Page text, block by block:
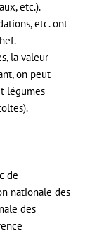
etc.).
etc. ont
la valeur
on peut
légumes
de
nationale des
des